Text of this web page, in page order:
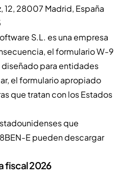
12, 28007 Madrid, España
S.L. es una empresa
el formulario W-9
para entidades
el formulario apropiado
que tratan con los Estados
que
E pueden descargar
fiscal 2026